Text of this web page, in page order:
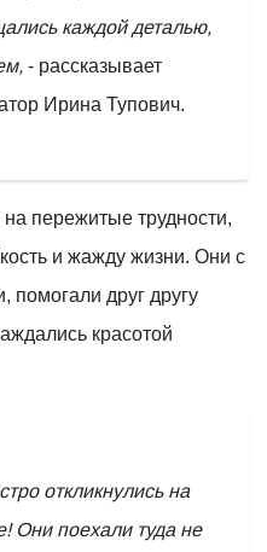
каждой деталью,
- рассказывает
Ирина Тупович.
пережитые трудности,
и жажду жизни. Они с
помогали друг другу
красотой
откликнулись на
Они поехали туда не